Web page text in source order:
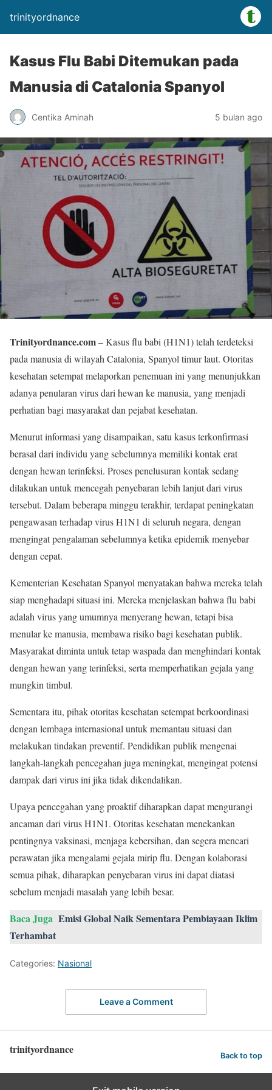
trinityordnance
Kasus Flu Babi Ditemukan pada
Manusia di Catalonia Spanyol
Centika Aminah 5 bulan ago
Trinityordnance.com– Kasus flu babi (H1N1) telah terdeteksi
pada manusia di wilayah Catalonia, Spanyol timur laut. Otoritas
kesehatan setempat melaporkan penemuan ini yang menunjukkan
adanya penularan virus dari hewan ke manusia, yang menjadi
perhatian bagi masyarakat dan pejabat kesehatan.
Menurut informasi yang disampaikan, satu kasus terkonfirmasi
berasal dari individu yang sebelumnya memiliki kontak erat
dengan hewan terinfeksi. Proses penelusuran kontak sedang
dilakukan untuk mencegah penyebaran lebih lanjut dari virus
tersebut. Dalam beberapa minggu terakhir, terdapat peningkatan
pengawasan terhadap virus H1N1 di seluruh negara, dengan
mengingat pengalaman sebelumnya ketika epidemik menyebar
dengan cepat.
Kementerian Kesehatan Spanyol menyatakan bahwa mereka telah
siap menghadapi situasi ini. Mereka menjelaskan bahwa flu babi
adalah virus yang umumnya menyerang hewan, tetapi bisa
menular ke manusia, membawa risiko bagi kesehatan publik.
Masyarakat diminta untuk tetap waspada dan menghindari kontak
dengan hewan yang terinfeksi, serta memperhatikan gejala yang
mungkin timbul.
Sementara itu, pihak otoritas kesehatan setempat berkoordinasi
dengan lembaga internasional untuk memantau situasi dan
melakukan tindakan preventif. Pendidikan publik mengenai
langkah-langkah pencegahan juga meningkat, mengingat potensi
dampak dari virus ini jika tidak dikendalikan.
Upaya pencegahan yang proaktif diharapkan dapat mengurangi
ancaman dari virus H1N1. Otoritas kesehatan menekankan
pentingnya vaksinasi, menjaga kebersihan, dan segera mencari
perawatan jika mengalami gejala mirip flu. Dengan kolaborasi
semua pihak, diharapkan penyebaran virus ini dapat diatasi
sebelum menjadi masalah yang lebih besar.
Baca Juga Emisi Global Naik Sementara Pembiayaan Iklim
Terhambat
Categories: Nasional
Leave a Comment
trinityordnance Back to top